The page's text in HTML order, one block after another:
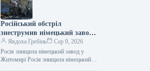
Російський обстріл
знеструмив німецький завод
на Житомирщині, зупинивши
роботу 3500 працівників
Явдоха Гребінь
Сер 9, 2026
Росія знищила німецький завод у
Житомирі Росія знищила німецький